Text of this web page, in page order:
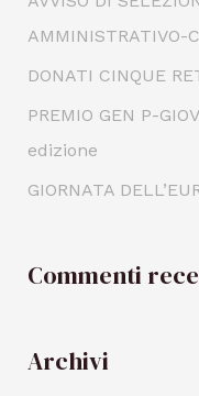
AMMINISTRATIVO-
DONATI CINQUE
PREMIO GEN P-
edizione
GIORNATA
Commenti
Archivi